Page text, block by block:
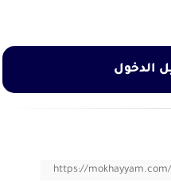
الدخول
https://